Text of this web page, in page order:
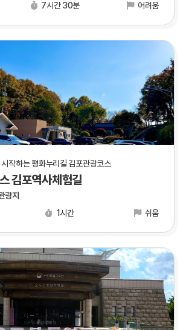
7시간 30분 어려움
작하는 평화누리길 김포관광코스
김포역사체험길
광지
1시간 쉬움